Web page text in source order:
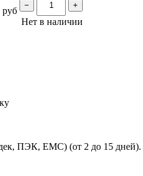
руб − +
Нет в наличии
ПЭК, ЕМС) (от 2 до 15 дней).